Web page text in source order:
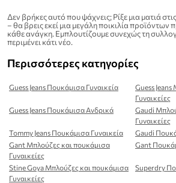
Δεν βρήκες αυτό που ψάχνεις; Ρίξε μια ματιά
– θα βρεις εκεί μια μεγάλη ποικιλία
κάθε ανάγκη. Εμπλουτίζουμε συνεχώς τη
περιμένει κάτι νέο.
Περισσότερες κατηγορίες
Guess Jeans Πουκάμισα Γυναικεία
Guess
Γυναικείες
Guess Jeans Πουκάμισα Ανδρικά
Gaudi
Γυναικείες
Tommy Jeans Πουκάμισα Γυναικεία
Gaudi
Gant Μπλούζες και πουκάμισα
Γυναικείες
Gant
Stine Goya Μπλούζες και πουκάμισα
Γυναικείες
Superdry